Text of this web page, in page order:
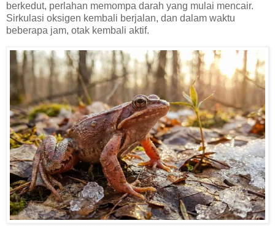
berkedut, perlahan memompa darah yang mulai mencair.
Sirkulasi oksigen kembali berjalan, dan dalam waktu
beberapa jam, otak kembali aktif.